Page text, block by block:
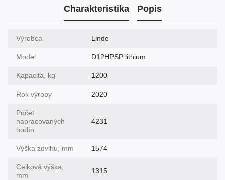
Charakteristika Popis
Výrobca Linde
Model D12HPSP lithium
Kapacita, kg 1200
Rok výroby 2020
Počet
napracovaných
hodín
4231
Výška zdvihu, mm 1574
Celková výška,
mm
1315